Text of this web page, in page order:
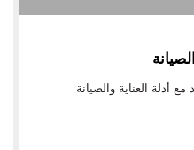
أدلة العناية والصيانة